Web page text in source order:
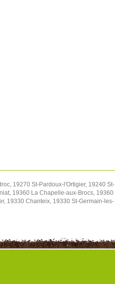
19270 St-Pardoux-l'Ortigier, 19240 St-
19360 La Chapelle-aux-Brocs, 19360
19330 Chanteix, 19330 St-Germain-les-